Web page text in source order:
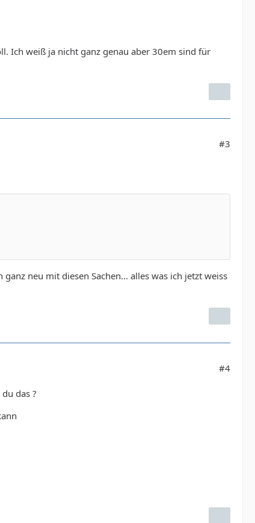
Ich weiß ja nicht ganz genau aber 30em sind für
#3
neu mit diesen Sachen... alles was ich jetzt weiss
#4
das ?